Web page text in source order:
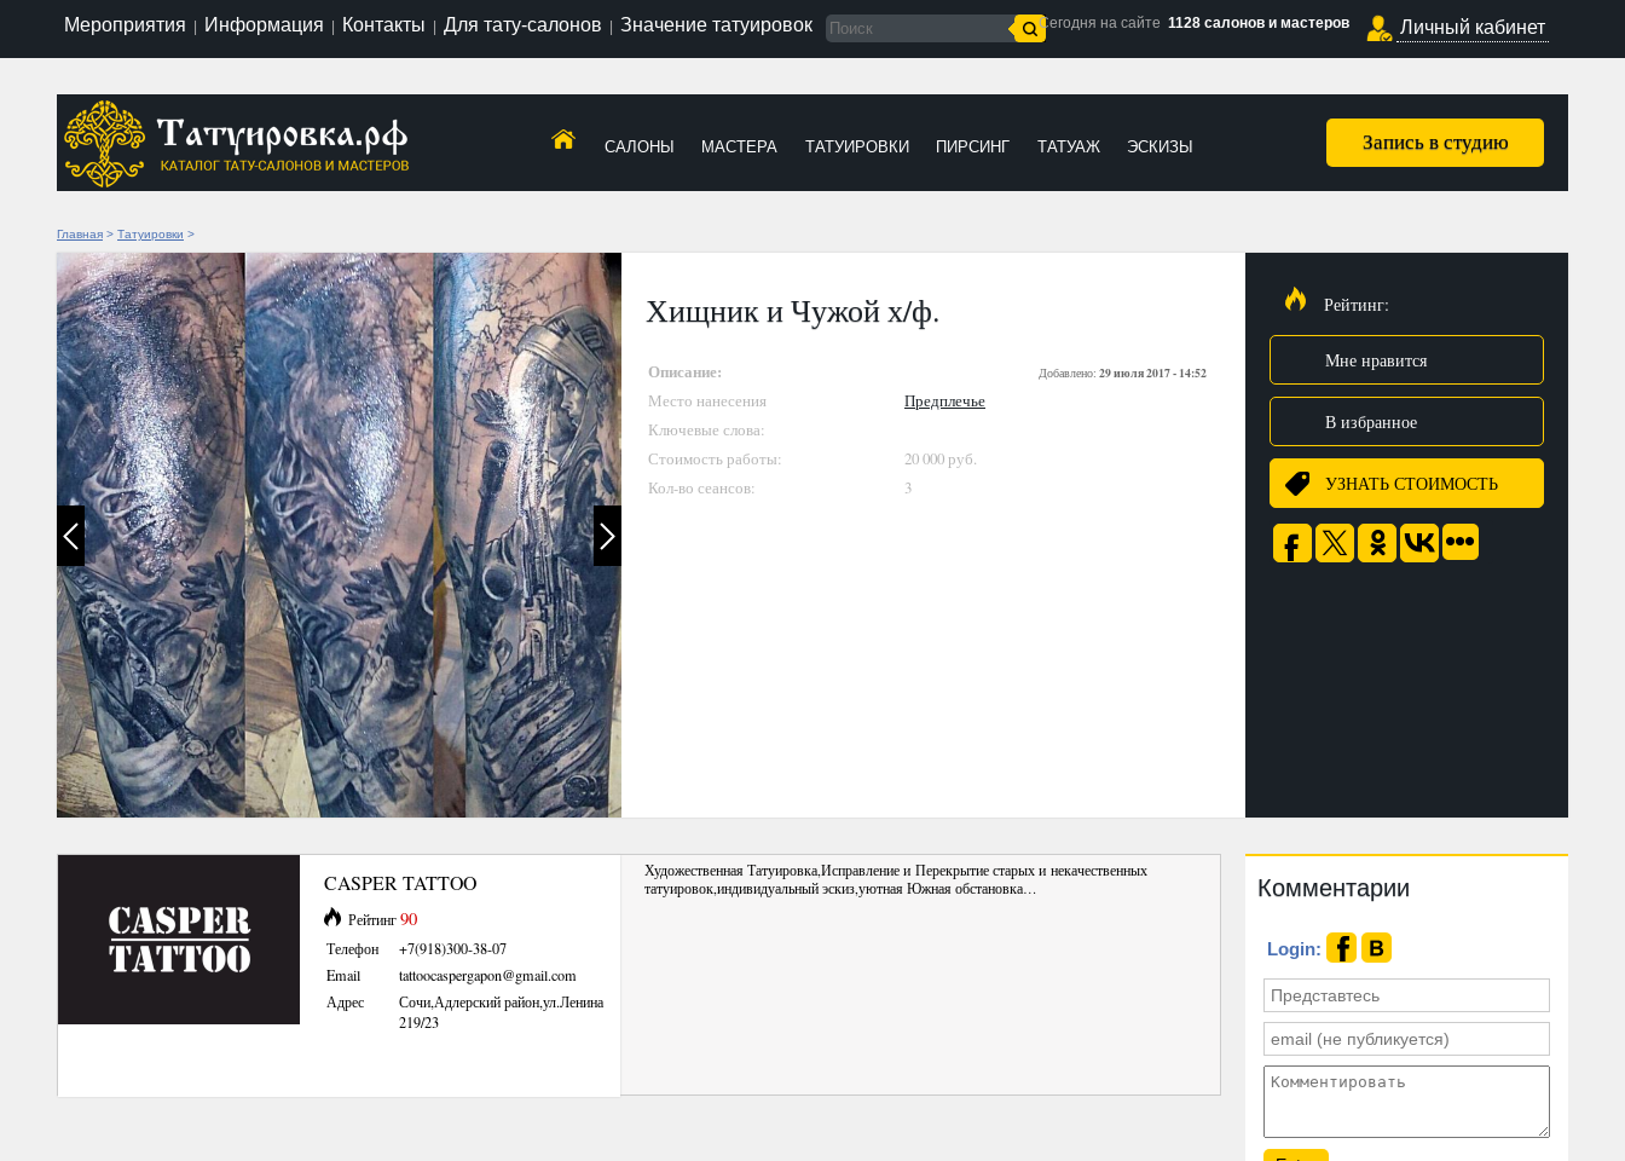
Мероприятия Информация Контакты Для тату-салонов Значение татуировок Сегодня на сайте 1128 салонов и мастеров Личный кабинет
Запись в студию
САЛОНЫ МАСТЕРА ТАТУИРОВКИ ПИРСИНГ ТАТУАЖ ЭСКИЗЫ
Главная > Татуировки >
Хищник и Чужой х/ф.
Описание: Добавлено: 29 июля 2017 - 14:52
Место нанесения
Предплечье
Ключевые слова:
Стоимость работы:
20 000 руб.
Кол-во сеансов:
3
Рейтинг:
Мне нравится
В избранное
УЗНАТЬ СТОИМОСТЬ
CASPER TATTOO
Рейтинг90
Телефон
+7(918)300-38-07
Email
tattoocaspergapon@gmail.com
Адрес
Сочи,Адлерский район,ул.Ленина
219/23
Художественная Татуировка,Исправление и Перекрытие старых и некачественных
татуировок,индивидуальный эскиз,уютная Южная обстановка…
Комментарии
Login: